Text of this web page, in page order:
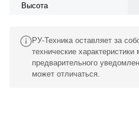
Высота
РУ-Техника оставляет за
технические
предварительного
может отличаться.